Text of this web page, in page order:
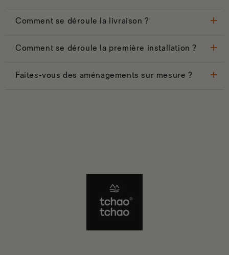
Comment se déroule la livraison ?
Comment se déroule la première installation ?
Faites-vous des aménagements sur mesure ?